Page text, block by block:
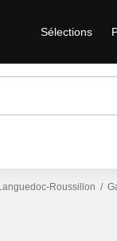
Sélections
Languedoc-